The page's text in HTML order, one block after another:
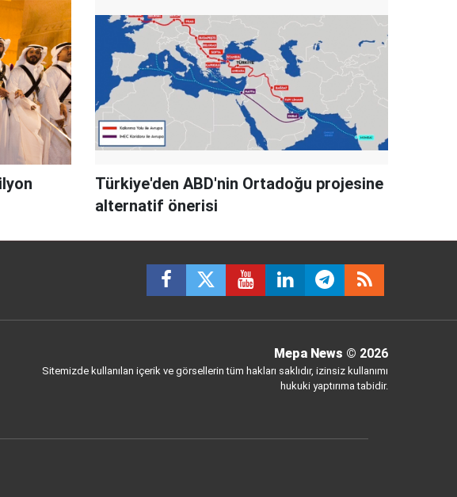
Türkiye'den ABD'nin Ortadoğu projesine
alternatif önerisi
Mepa News © 2026
Sitemizde kullanılan içerik ve görsellerin tüm hakları saklıdır, izinsiz kullanımı
hukuki yaptırıma tabidir.